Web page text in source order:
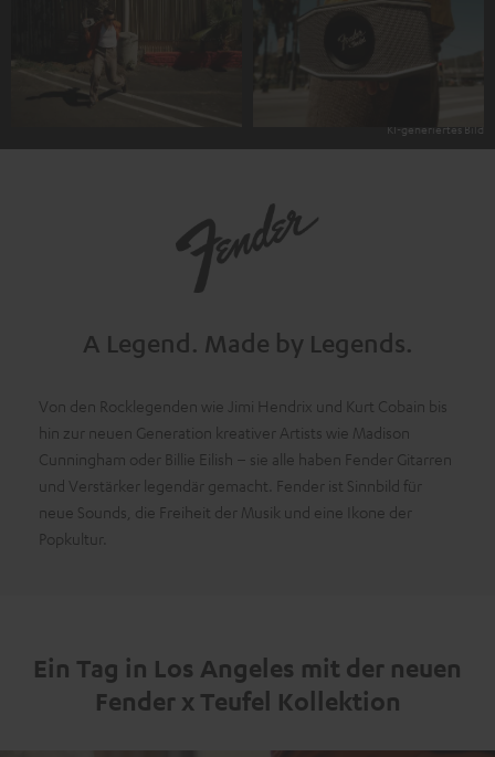
A Legend. Made by Legends.
Von den Rocklegenden wie Jimi Hendrix und Kurt Cobain bis
hin zur neuen Generation kreativer Artists wie Madison
Cunningham oder Billie Eilish – sie alle haben Fender Gitarren
und Verstärker legendär gemacht. Fender ist Sinnbild für
neue Sounds, die Freiheit der Musik und eine Ikone der
Popkultur.
Ein Tag in Los Angeles mit der neuen
Fender x Teufel Kollektion